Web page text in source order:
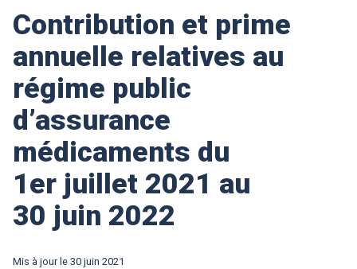
Contribution et prime
annuelle relatives au
régime public
d’assurance
médicaments du
1er juillet 2021 au
30 juin 2022
Mis à jour le 30 juin 2021